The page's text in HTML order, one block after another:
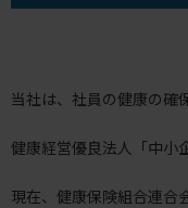
当社は、社員の健康の確
健康経営優良法人「中小
現在、健康保険組合連合